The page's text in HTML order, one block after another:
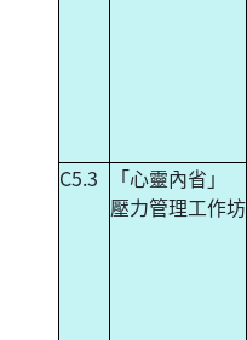
C5.3
「心靈內省」
壓力管理工作坊